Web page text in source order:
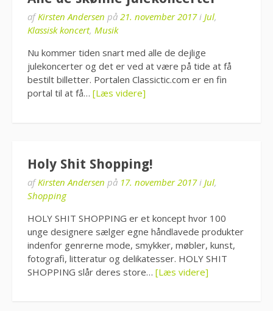
afKirsten Andersen på 21. november 2017i Jul,
Klassisk koncert, Musik
Nu kommer tiden snart med alle de dejlige
julekoncerter og det er ved at være på tide at få
bestilt billetter. Portalen Classictic.com er en fin
portal til at få… [Læs videre]
Holy Shit Shopping!
afKirsten Andersen på 17. november 2017i Jul,
Shopping
HOLY SHIT SHOPPING er et koncept hvor 100
unge designere sælger egne håndlavede produkter
indenfor genrerne mode, smykker, møbler, kunst,
fotografi, litteratur og delikatesser. HOLY SHIT
SHOPPING slår deres store… [Læs videre]